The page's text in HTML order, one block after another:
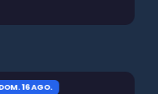
16 AGO.